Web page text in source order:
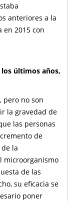
anteriores a la
en 2015 con
los últimos años,
pero no son
la gravedad de
las personas
de
la
microorganismo
de las
su eficacia se
poner